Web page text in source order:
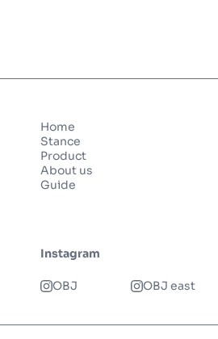
Instagram
OBJ OBJ east
Home
Stance
Product
About us
Guide